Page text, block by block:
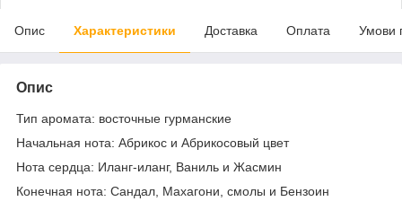
Опис Характеристики Доставка Оплата Умови
Опис
Тип аромата: восточные гурманские
Начальная нота: Абрикос и Абрикосовый цвет
Нота сердца: Иланг-иланг, Ваниль и Жасмин
Конечная нота: Сандал, Махагони, cмолы и Бензоин